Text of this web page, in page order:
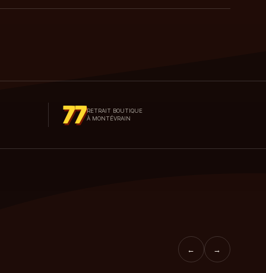
77RETRAIT BOUTIQUE
À MONTÉVRAIN
← →